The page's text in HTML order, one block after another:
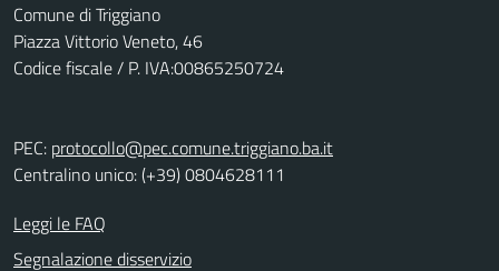
Comune di Triggiano
Piazza Vittorio Veneto, 46
Codice fiscale / P. IVA:00865250724
PEC: protocollo@pec.comune.triggiano.ba.it
Centralino unico: (+39) 0804628111
Leggi le FAQ
Segnalazione disservizio